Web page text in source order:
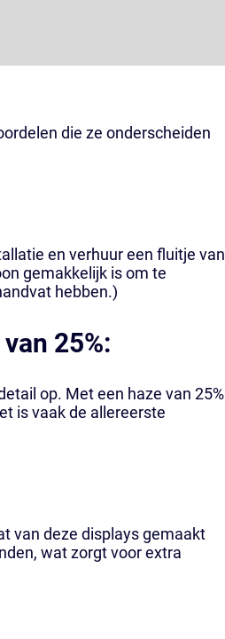
die ze onderscheiden
en verhuur een fluitje van
gemakkelijk is om te
hebben.)
25%:
op. Met een haze van 25%
is vaak de allereerste
van deze displays gemaakt
wat zorgt voor extra